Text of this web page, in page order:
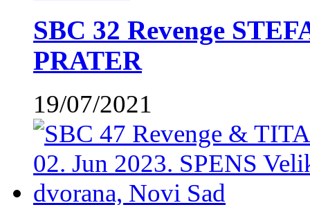
SBC 32 Revenge
PRATER
19/07/2021